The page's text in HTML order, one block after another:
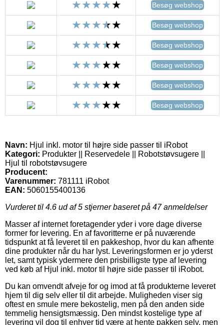
Besøg webshop
Besøg webshop
Besøg webshop
Besøg webshop
Besøg webshop
Besøg webshop
Navn: Hjul inkl. motor til højre side passer til iRobot
Kategori: Produkter || Reservedele || Robotstøvsugere ||
Hjul til robotstøvsugere
Producent:
Varenummer: 781111 iRobot
EAN: 5060155400136
Vurderet til 4.6 ud af 5 stjerner baseret på 47anmeldelser
Masser af internet foretagender yder i vore dage diverse
former for levering. En af favoritterne er på nuværende
tidspunkt at få leveret til en pakkeshop, hvor du kan afhente
dine produkter når du har lyst. Leveringsformen er jo yderst
let, samt typisk ydermere den prisbilligste type af levering
ved køb af Hjul inkl. motor til højre side passer til iRobot.
Du kan omvendt afveje for og imod at få produkterne leveret
hjem til dig selv eller til dit arbejde. Muligheden viser sig
oftest en smule mere bekostelig, men på den anden side
temmelig hensigtsmæssig. Den mindst kostelige type af
levering vil dog til enhver tid være at hente pakken selv, men